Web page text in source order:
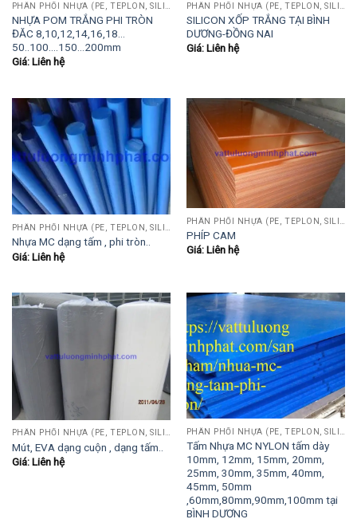
PHÂN PHỐI NHỰA (PE, TEPLON, SILICON, PHÍP CÁCH ĐIỆN, POM...)
NHỰA POM TRẮNG PHI TRÒN
ĐĂC 8,10,12,14,16,18…
50..100….150…200mm
Giá: Liên hệ
PHÂN PHỐI NHỰA (PE, TEPLON, SILICON, PHÍP CÁCH ĐIỆN, POM...)
SILICON XỐP TRẮNG TẠI BÌNH
DƯƠNG-ĐỒNG NAI
Giá: Liên hệ
Nhựa MC dạng tấm , phi tròn..
Giá: Liên hệ
PHÍP CAM
Giá: Liên hệ
Mút, EVA dạng cuộn , dạng tấm..
Giá: Liên hệ
Tấm Nhựa MC NYLON tấm dày
10mm, 12mm, 15mm, 20mm,
25mm, 30mm, 35mm, 40mm,
45mm, 50mm
,60mm,80mm,90mm,100mm tại
BÌNH DƯƠNG